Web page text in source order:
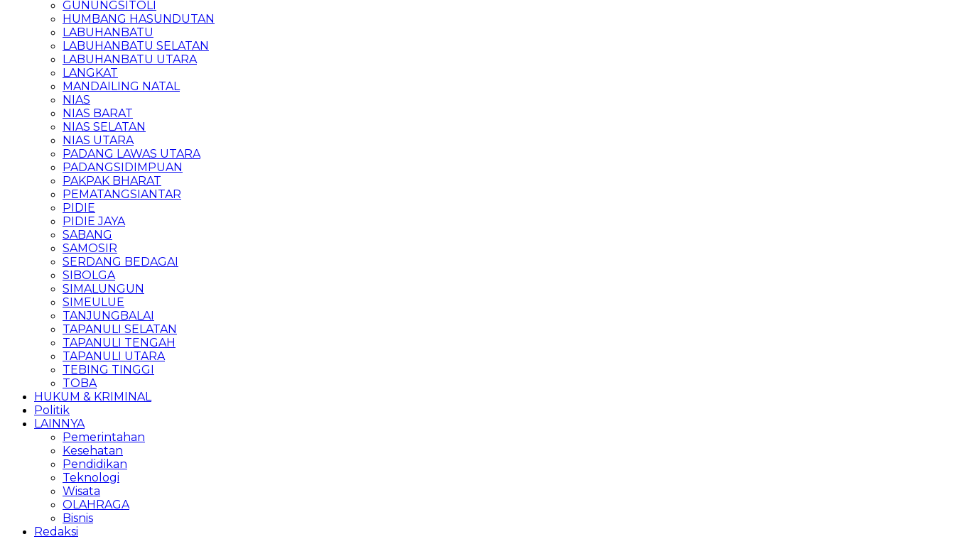
GUNUNGSITOLI
HUMBANG HASUNDUTAN
LABUHANBATU
LABUHANBATU SELATAN
LABUHANBATU UTARA
LANGKAT
MANDAILING NATAL
NIAS
NIAS BARAT
NIAS SELATAN
NIAS UTARA
PADANG LAWAS UTARA
PADANGSIDIMPUAN
PAKPAK BHARAT
PEMATANGSIANTAR
PIDIE
PIDIE JAYA
SABANG
SAMOSIR
SERDANG BEDAGAI
SIBOLGA
SIMALUNGUN
SIMEULUE
TANJUNGBALAI
TAPANULI SELATAN
TAPANULI TENGAH
TAPANULI UTARA
TEBING TINGGI
TOBA
HUKUM & KRIMINAL
Politik
LAINNYA
Pemerintahan
Kesehatan
Pendidikan
Teknologi
Wisata
OLAHRAGA
Bisnis
Redaksi